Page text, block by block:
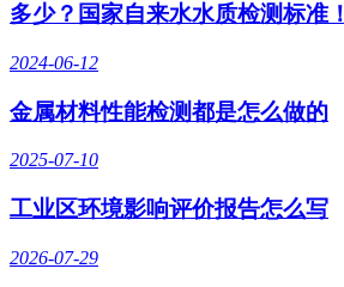
多少？国家自来水水质检测标准！
2024-06-12
金属材料性能检测都是怎么做的
2025-07-10
工业区环境影响评价报告怎么写
2026-07-29